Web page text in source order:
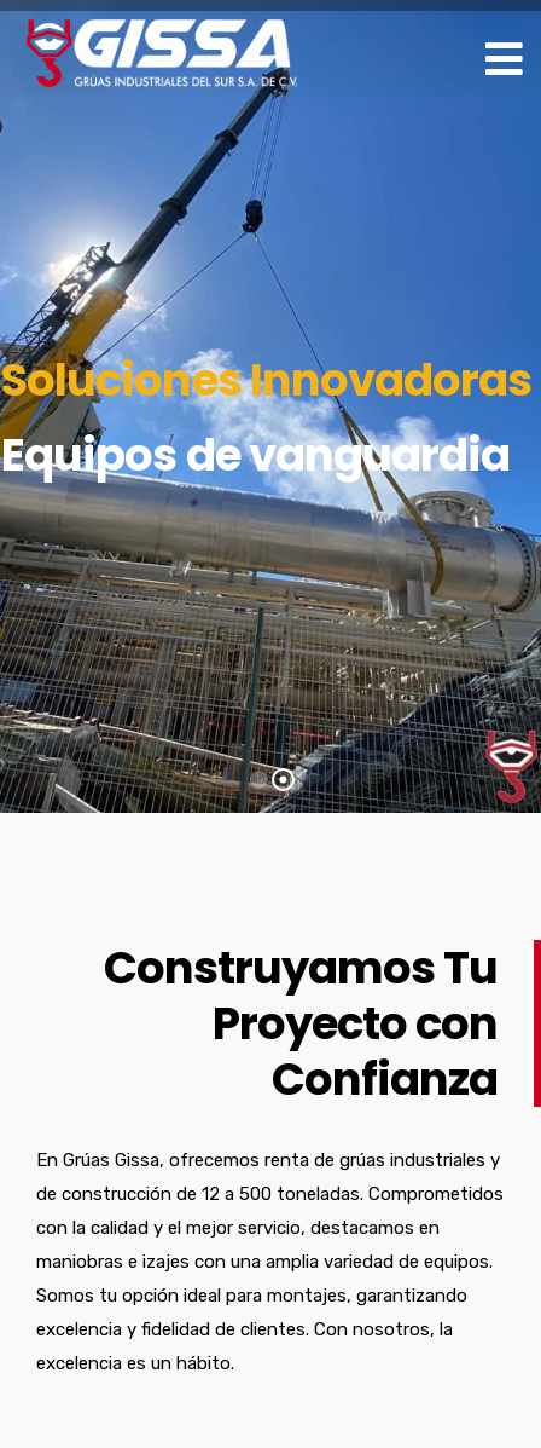
Solidez a sus
Maniobras
Construyamos Tu
Proyecto con
Confianza
En Grúas Gissa, ofrecemos renta de grúas industriales y
de construcción de 12 a 500 toneladas. Comprometidos
con la calidad y el mejor servicio, destacamos en
maniobras e izajes con una amplia variedad de equipos.
Somos tu opción ideal para montajes, garantizando
excelencia y fidelidad de clientes. Con nosotros, la
excelencia es un hábito.